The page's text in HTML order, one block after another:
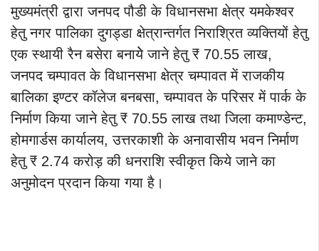
मुख्यमंत्री द्वारा जनपद पौडी के विधानसभा क्षेत्र यमकेश्वर
हेतु नगर पालिका दुगड्डा क्षेत्रान्तर्गत निराश्रित व्यक्तियों हेतु
एक स्थायी रैन बसेरा बनायेे जाने हेतु ₹ 70.55 लाख,
जनपद चम्पावत के विधानसभा क्षेत्र चम्पावत में राजकीय
बालिका इण्टर कॉलेज बनबसा, चम्पावत के परिसर में पार्क के
निर्माण किया जाने हेतु ₹ 70.55 लाख तथा जिला कमाण्डेन्ट,
होमगार्डस कार्यालय, उत्तरकाशी के अनावासीय भवन निर्माण
हेतु ₹ 2.74 करोड़ की धनराशि स्वीकृत किये जाने का
अनुमोदन प्रदान किया गया है।